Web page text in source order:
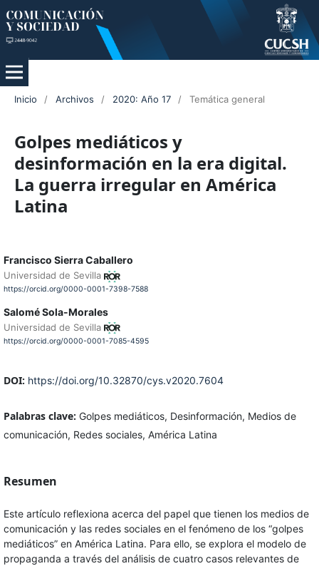
Inicio / Archivos / 2020: Año 17 / Temática general
Golpes mediáticos y
desinformación en la era digital.
La guerra irregular en América
Latina
Francisco Sierra Caballero
Universidad de Sevilla
https://orcid.org/0000-0001-7398-7588
Salomé Sola-Morales
Universidad de Sevilla
https://orcid.org/0000-0001-7085-4595
DOI: https://doi.org/10.32870/cys.v2020.7604
Palabras clave: Golpes mediáticos, Desinformación, Medios de
comunicación, Redes sociales, América Latina
Resumen
Este artículo reflexiona acerca del papel que tienen los medios de
comunicación y las redes sociales en el fenómeno de los “golpes
mediáticos” en América Latina. Para ello, se explora el modelo de
propaganda a través del análisis de cuatro casos relevantes de